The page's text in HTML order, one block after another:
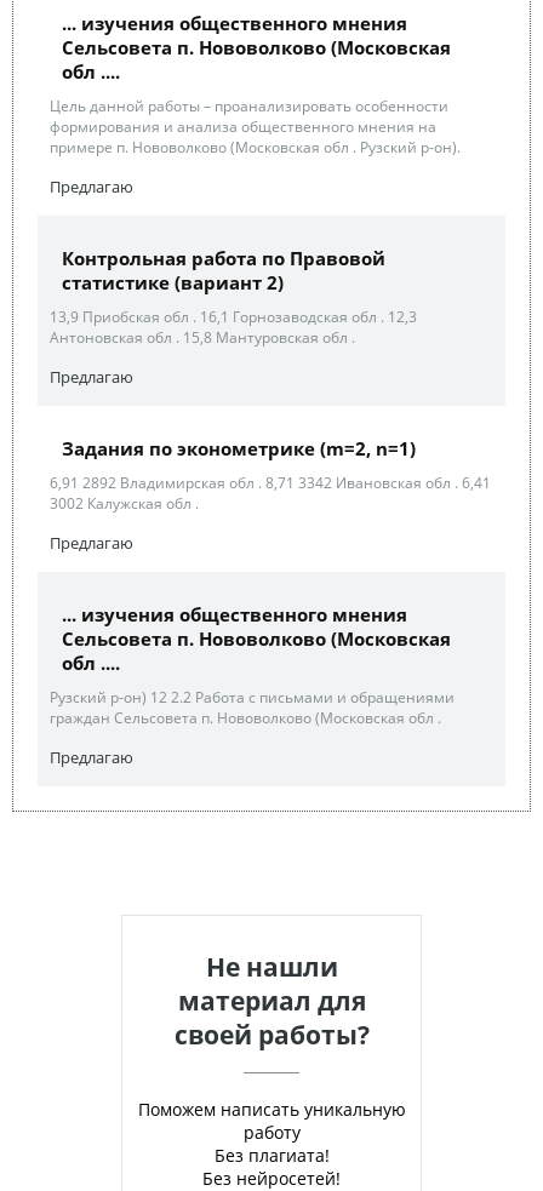
... изучения общественного мнения
Сельсовета п. Нововолково (Московская
обл ....
Цель данной работы – проанализировать особенности
формирования и анализа общественного мнения на
примере п. Нововолково (Московская обл . Рузский р-он).
Предлагаю
Контрольная работа по Правовой
статистике (вариант 2)
13,9 Приобская обл . 16,1 Горнозаводская обл . 12,3
Антоновская обл . 15,8 Мантуровская обл .
Предлагаю
Задания по эконометрике (m=2, n=1)
6,91 2892 Владимирская обл . 8,71 3342 Ивановская обл . 6,41
3002 Калужская обл .
Предлагаю
... изучения общественного мнения
Сельсовета п. Нововолково (Московская
обл ....
Рузский р-он) 12 2.2 Работа с письмами и обращениями
граждан Сельсовета п. Нововолково (Московская обл .
Предлагаю
Не нашли
материал для
своей работы?
Поможем написать уникальную
работу
Без плагиата!
Без нейросетей!